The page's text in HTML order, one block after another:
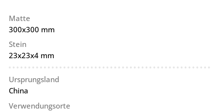
Matte
300x300 mm
Stein
23x23x4 mm
Ursprungsland
China
Verwendungsorte